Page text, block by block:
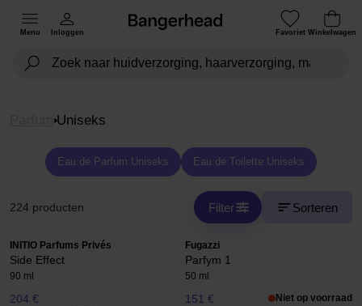
Menu Inloggen Favoriet Winkelwagen
Uniseks
Eau de Parfum Uniseks Eau de Toilette Uniseks
224 producten Filter Sorteren
INITIO Parfums Privés
Side Effect
90 ml
204 €
Fugazzi
Parfym 1
50 ml
151 € Niet op voorraad